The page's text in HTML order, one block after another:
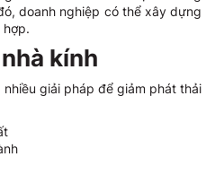
doanh nghiệp có thể xây dựng
hợp.
kính
giải pháp để giảm phát thải